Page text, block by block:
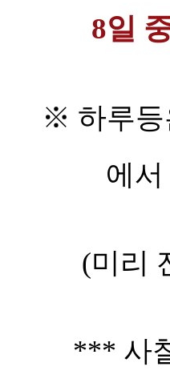
8일
※ 하루등
에
(미리
*** 사